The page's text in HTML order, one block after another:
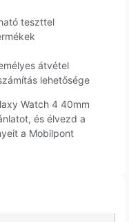
teszttel
átvétel
lehetősége
Watch 4 40mm
és élvezd a
a Mobilpont